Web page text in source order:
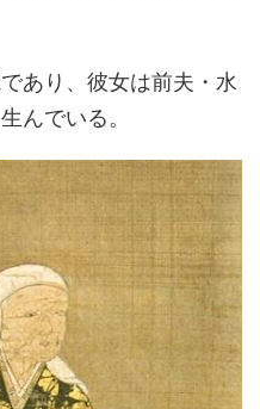
あり、彼女は前夫・水
んでいる。